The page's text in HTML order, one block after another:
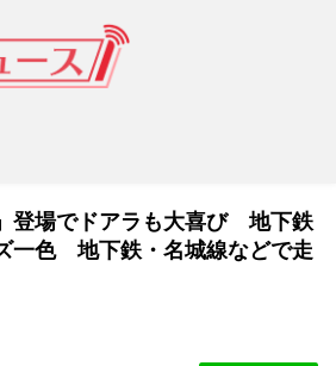
登場でドアラも大喜び 地下鉄
一色 地下鉄・名城線などで走